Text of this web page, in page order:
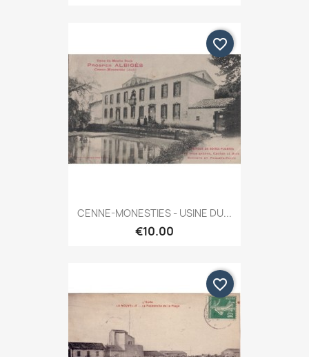
CENNE-MONESTIES - USINE DU...
€10.00
favorite_border
favorite_border